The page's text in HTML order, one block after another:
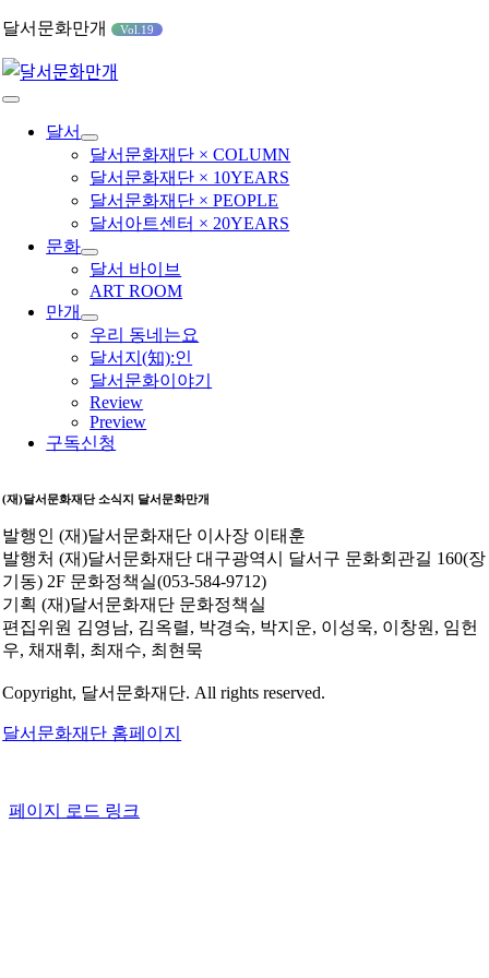
콘
츠
로
달서문화만개 Vol.19
Toggle
Navigation
달서
달서문화재단 × COLUMN
달서문화재단 × 10YEARS
달서문화재단 × PEOPLE
달서아트센터 × 20YEARS
문화
달서 바이브
ART ROOM
만개
우리 동네는요
달서지(知):인
달서문화이야기
Review
Preview
구독신청
(재)달서문화재단 소식지 달서문화만개
발행인 (재)달서문화재단 이사장 이태훈
발행처 (재)달서문화재단 대구광역시 달서구 문화회관길 160(장
기동) 2F 문화정책실(053-584-9712)
기획 (재)달서문화재단 문화정책실
편집위원 김영남, 김옥렬, 박경숙, 박지운, 이성욱, 이창원, 임헌
우, 채재휘, 최재수, 최현묵
Copyright, 달서문화재단. All rights reserved.
달서문화재단 홈페이지
페이지 로드 링크